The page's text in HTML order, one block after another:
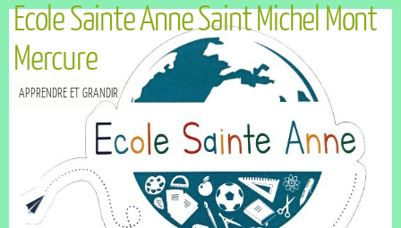
Ecole Sainte Anne Saint Michel Mont
Mercure
APPRENDRE ET GRANDIR